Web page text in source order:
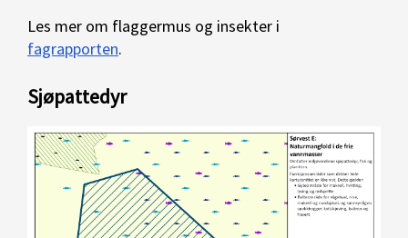
Les mer om flaggermus og insekter i
fagrapporten.
Sjøpattedyr